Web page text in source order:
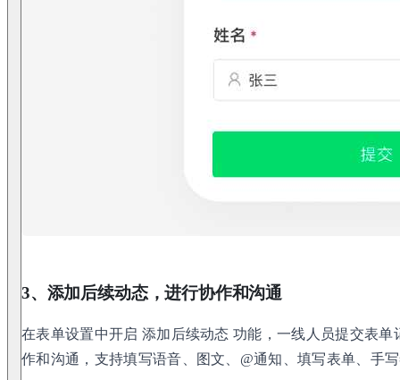
3、添加后续动态，进行协作和沟通
在表单设置中开启 添加后续动态 功能，一线人员提交表
作和沟通，支持填写语音、图文、@通知、填写表单、手